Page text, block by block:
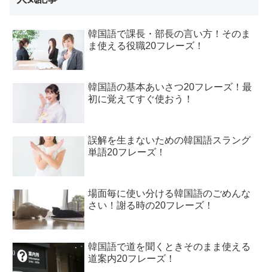
韓国語で課長・部長の言い方！そのま
ま使える役職20フレーズ！
韓国語の基本あいさつ20フレーズ！最
初に覚えてすぐ使おう！
誤解を生まないための韓国語スラング
単語20フレーズ！
場面毎に使い分ける韓国語のごめんな
さい！謝る時の20フレーズ！
韓国語で道を聞くときそのまま使える
道案内20フレーズ！